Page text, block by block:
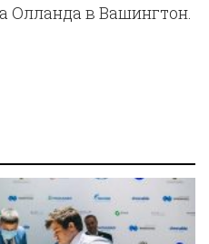
Олланда в Вашингтон.